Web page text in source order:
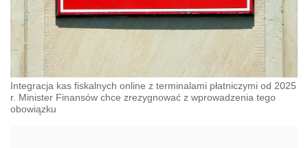
Integracja kas fiskalnych online z terminalami płatniczymi od 2025
r. Minister Finansów chce zrezygnować z wprowadzenia tego
obowiązku